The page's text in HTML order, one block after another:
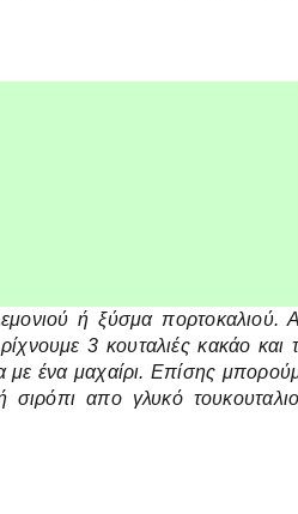
ή ξύσμα πορτοκαλιού.
3 κουταλιές κακάο και
ένα μαχαίρι. Επίσης
απο γλυκό